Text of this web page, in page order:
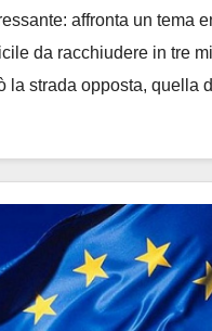
affronta un tema
da racchiudere in tre
la strada opposta, quella